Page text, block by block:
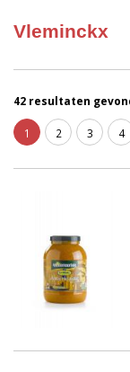
Vleminckx
42 resultaten
1 2 3 4